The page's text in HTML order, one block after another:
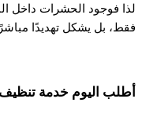
لذا فوجود الحشرات داخل
فقط، بل يشكل تهديدًا
أطلب اليوم خدمة